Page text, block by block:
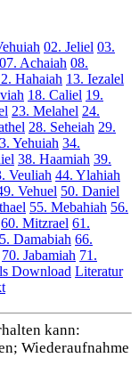
02. Jeliel 03.
07. Achaiah 08.
Hahaiah 13. Iezalel
18. Caliel 19.
23. Melahel 24.
28. Seheiah 29.
Yehuiah 34.
38. Haamiah 39.
Veuliah 44. Ylahiah
Vehuel 50. Daniel
55. Mebahiah 56.
60. Mitzrael 61.
Damabiah 66.
70. Jabamiah 71.
Download Literatur
kann:
Wiederaufnahme